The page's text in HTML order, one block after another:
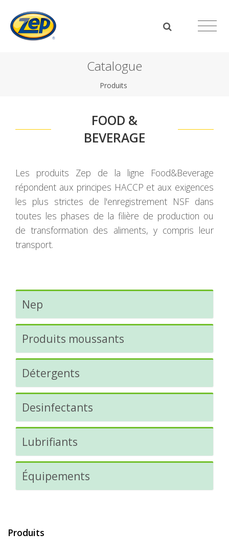
Catalogue
Produits
FOOD &
BEVERAGE
Les produits Zep de la ligne Food&Beverage
répondent aux principes HACCP et aux exigences
les plus strictes de l'enregistrement NSF dans
toutes les phases de la filière de production ou
de transformation des aliments, y compris leur
transport.
Nep
Produits moussants
Détergents
Desinfectants
Lubrifiants
Équipements
Produits